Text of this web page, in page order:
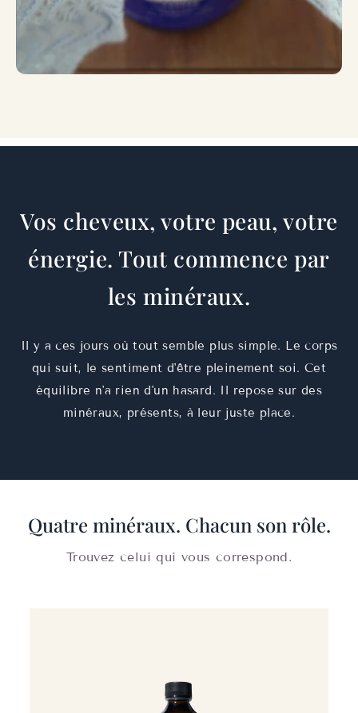
Vos cheveux, votre peau, votre
énergie. Tout commence par
les minéraux.
Il y a ces jours où tout semble plus simple. Le corps
qui suit, le sentiment d'être pleinement soi. Cet
équilibre n'a rien d'un hasard. Il repose sur des
minéraux, présents, à leur juste place.
Quatre minéraux. Chacun son rôle.
Trouvez celui qui vous correspond.